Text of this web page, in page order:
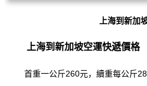
上海到新加坡
上海到新加坡空運快遞價格
首重一公斤260元，續重每公斤28